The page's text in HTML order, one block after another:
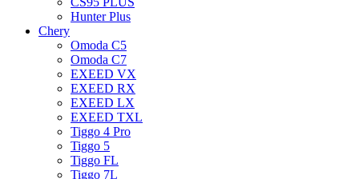
Hunter Plus
Chery
Omoda C5
Omoda C7
EXEED VX
EXEED RX
EXEED LX
EXEED TXL
Tiggo 4 Pro
Tiggo 5
Tiggo FL
Tiggo 7L